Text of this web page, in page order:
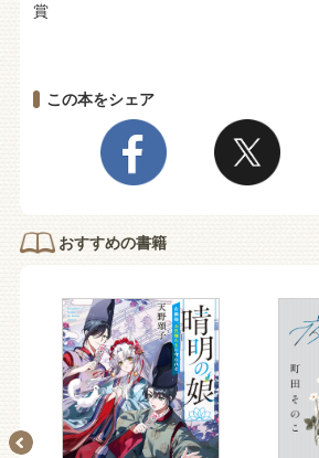
賞
この本をシェア
おすすめの書籍